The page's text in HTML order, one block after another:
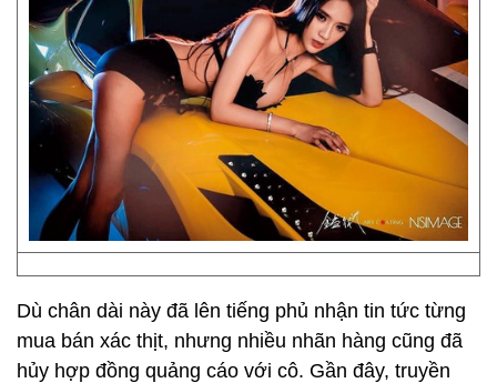
Dù chân dài này đã lên tiếng phủ nhận tin tức từng
mua bán xác thịt, nhưng nhiều nhãn hàng cũng đã
hủy hợp đồng quảng cáo với cô. Gần đây, truyền